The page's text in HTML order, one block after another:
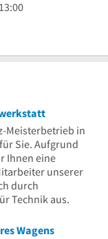
13:00
Meisterbetrieb in
Sie. Aufgrund
Ihnen eine
unserer
durch
Technik aus.
Wagens